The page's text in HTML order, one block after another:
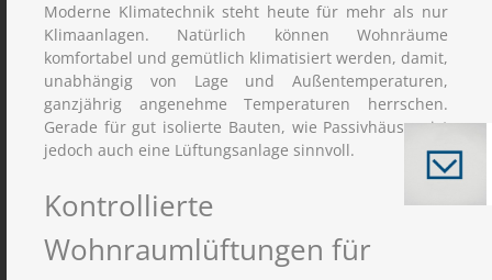
Moderne Klimatechnik steht heute für mehr als nur
Klimaanlagen. Natürlich können Wohnräume
komfortabel und gemütlich klimatisiert werden, damit,
unabhängig von Lage und Außentemperaturen,
ganzjährig angenehme Temperaturen herrschen.
Gerade für gut isolierte Bauten, wie Passivhäuser, ist
jedoch auch eine Lüftungsanlage sinnvoll.
Kontrollierte
Wohnraumlüftungen für